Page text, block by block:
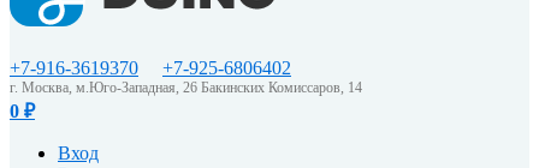
+7-916-3619370 +7-925-6806402
г. Москва, м.Юго-Западная, 26 Бакинских Комиссаров, 14
0 ₽
Вход